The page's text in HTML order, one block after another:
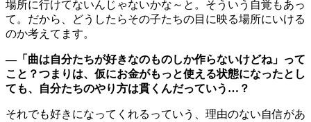
場所に行けてないんじゃないかな～と。そういう自覚もあっ
て。だから、どうしたらその子たちの目に映る場所にいける
のか考えてます。
―「曲は自分たちが好きなのものしか作らないけどね」って
こと？つまりは、仮にお金がもっと使える状態になったとし
ても、自分たちのやり方は貫くんだっていう…？
それでも好きになってくれるっていう、理由のない自信があ